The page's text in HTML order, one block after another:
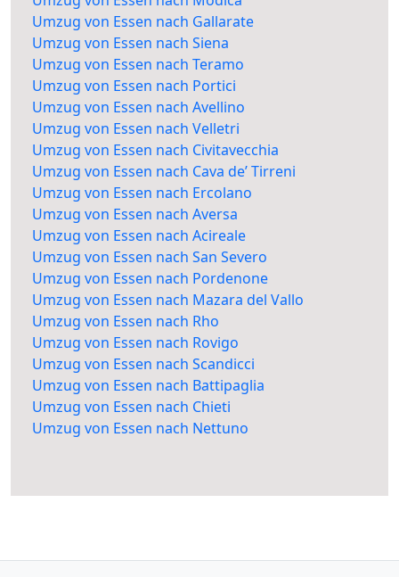
Umzug von Essen nach Gallarate
Umzug von Essen nach Siena
Umzug von Essen nach Teramo
Umzug von Essen nach Portici
Umzug von Essen nach Avellino
Umzug von Essen nach Velletri
Umzug von Essen nach Civitavecchia
Umzug von Essen nach Cava de’ Tirreni
Umzug von Essen nach Ercolano
Umzug von Essen nach Aversa
Umzug von Essen nach Acireale
Umzug von Essen nach San Severo
Umzug von Essen nach Pordenone
Umzug von Essen nach Mazara del Vallo
Umzug von Essen nach Rho
Umzug von Essen nach Rovigo
Umzug von Essen nach Scandicci
Umzug von Essen nach Battipaglia
Umzug von Essen nach Chieti
Umzug von Essen nach Nettuno